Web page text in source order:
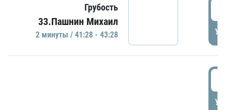
Грубость
33.Пашнин Михаил
2 минуты / 41:28 - 43:28